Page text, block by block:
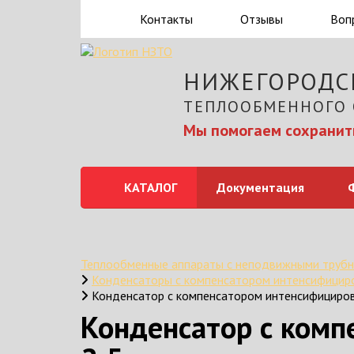
Отзывы
Контакты
ТЕПЛООБМЕННОГО
Мы помогаем
КАТАЛОГ Документация
Теплообменные аппараты с неподвижными
Конденсаторы с компенсатором
Конденсатор с компенсатором
Конденсатор с